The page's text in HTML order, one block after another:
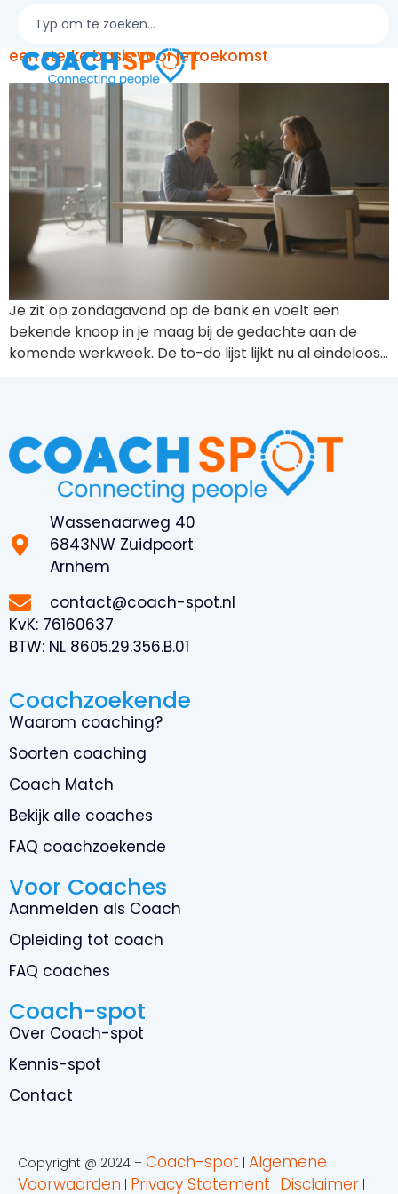
Coaching voor young professionals: bouw aan
een sterke basis voor je toekomst
Je zit op zondagavond op de bank en voelt een
bekende knoop in je maag bij de gedachte aan de
komende werkweek. De to-do lijst lijkt nu al eindeloos…
Wassenaarweg 40
6843NW Zuidpoort
Arnhem
contact@coach-spot.nl
KvK: 76160637
BTW: NL 8605.29.356.B.01
Coachzoekende
Waarom coaching?
Soorten coaching
Coach Match
Bekijk alle coaches
FAQ coachzoekende
Voor Coaches
Aanmelden als Coach
Opleiding tot coach
FAQ coaches
Coach-spot
Over Coach-spot
Kennis-spot
Contact
Copyright @ 2024 – Coach-spot | Algemene
Voorwaarden | Privacy Statement | Disclaimer |